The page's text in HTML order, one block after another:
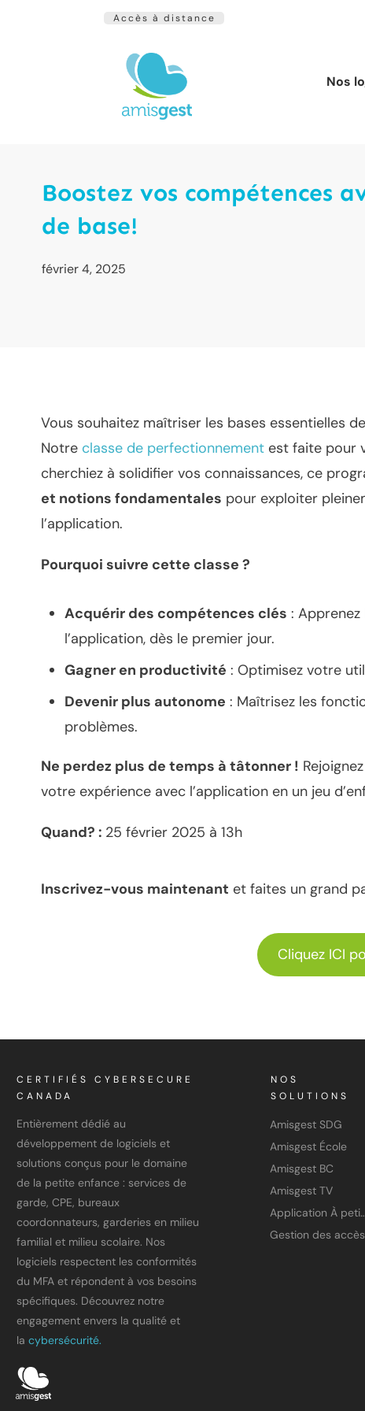
Accès à distance
Nos
Boostez vos compétences
de base!
février 4, 2025
Vous souhaitez maîtriser les bases essentielles
Notre classe de perfectionnement est faite pour
cherchiez à solidifier vos connaissances, ce
et notions fondamentales pour exploiter
l’application.
Pourquoi suivre cette classe ?
Acquérir des compétences clés :
l’application, dès le premier jour.
Gagner en productivité : Optimisez votre
Devenir plus autonome : Maîtrisez les
problèmes.
Ne perdez plus de temps à tâtonner !
votre expérience avec l’application en un jeu
Quand? : 25 février 2025 à 13h
Inscrivez-vous maintenant et faites un grand
Cliquez ICI
CERTIFIÉS CYBERSECURE
CANADA
Entièrement dédié au
développement de logiciels et
solutions conçus pour le domaine
de la petite enfance : services de
garde, CPE, bureaux
coordonnateurs, garderies en milieu
familial et milieu scolaire. Nos
logiciels respectent les conformités
du MFA et répondent à vos besoins
spécifiques. Découvrez notre
engagement envers la qualité et
la cybersécurité.
NOS
SOLUTIONS
Amisgest SDG
Amisgest École
Amisgest BC
Amisgest TV
Gestion des accès